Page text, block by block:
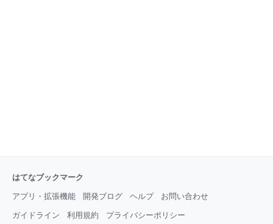
はてなブックマーク
アプリ・拡張機能 開発ブログ ヘルプ お問い合わせ
ガイドライン 利用規約 プライバシーポリシー